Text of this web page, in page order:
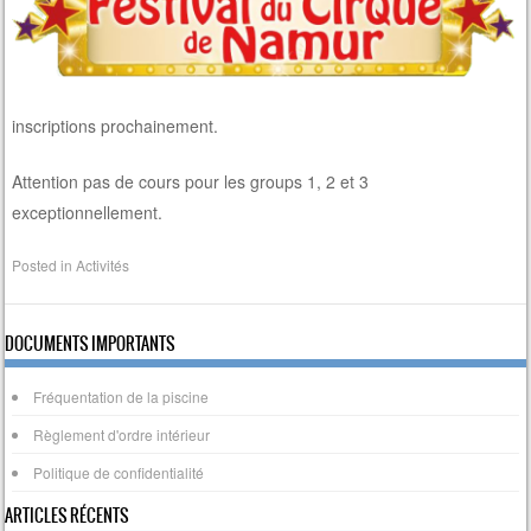
inscriptions prochainement.
Attention pas de cours pour les groups 1, 2 et 3
exceptionnellement.
Posted inActivités
DOCUMENTS IMPORTANTS
Fréquentation de la piscine
Règlement d'ordre intérieur
Politique de confidentialité
ARTICLES RÉCENTS